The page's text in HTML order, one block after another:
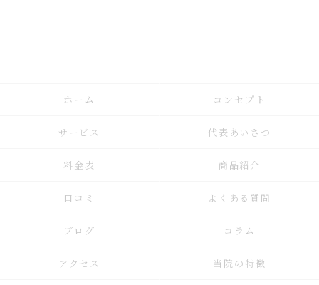
ホーム コンセプト
サービス 代表あいさつ
料金表 商品紹介
口コミ よくある質問
ブログ コラム
アクセス 当院の特徴